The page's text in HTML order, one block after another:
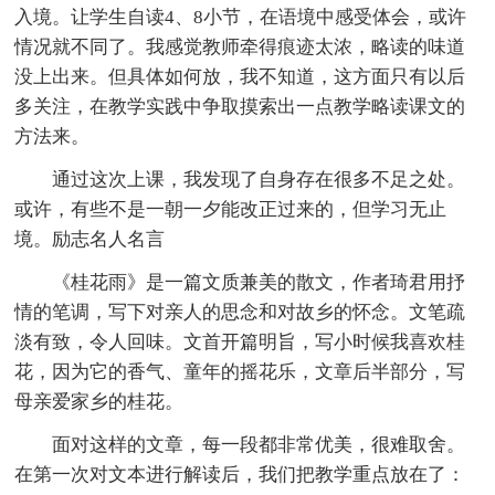
入境。让学生自读4、8小节，在语境中感受体会，或许
情况就不同了。我感觉教师牵得痕迹太浓，略读的味道
没上出来。但具体如何放，我不知道，这方面只有以后
多关注，在教学实践中争取摸索出一点教学略读课文的
方法来。
通过这次上课，我发现了自身存在很多不足之处。
或许，有些不是一朝一夕能改正过来的，但学习无止
境。励志名人名言
《桂花雨》是一篇文质兼美的散文，作者琦君用抒
情的笔调，写下对亲人的思念和对故乡的怀念。文笔疏
淡有致，令人回味。文首开篇明旨，写小时候我喜欢桂
花，因为它的香气、童年的摇花乐，文章后半部分，写
母亲爱家乡的桂花。
面对这样的文章，每一段都非常优美，很难取舍。
在第一次对文本进行解读后，我们把教学重点放在了：